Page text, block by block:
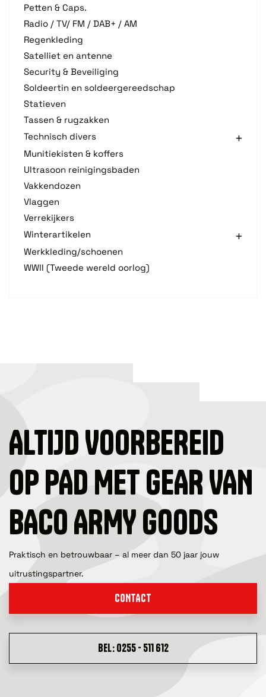
Petten & Caps.
Radio / TV/ FM / DAB+ / AM
Regenkleding
Satelliet en antenne
Security & Beveiliging
Soldeertin en soldeergereedschap
Statieven
Tassen & rugzakken
Technisch divers
Munitiekisten & koffers
Ultrasoon reinigingsbaden
Vakkendozen
Vlaggen
Verrekijkers
Winterartikelen
Werkkleding/schoenen
WWII (Tweede wereld oorlog)
ALTIJD VOORBEREID
OP PAD MET GEAR VAN
BACO ARMY GOODS
Praktisch en betrouwbaar – al meer dan 50 jaar jouw
uitrustingspartner.
CONTACT
BEL: 0255 - 511 612